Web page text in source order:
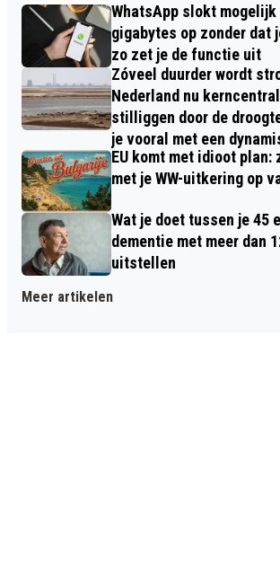
WhatsApp slokt
gigabytes op zonder dat
zo zet je de functie uit
Zóveel duurder wordt
Nederland nu
stilliggen door de
je vooral met een
EU komt met idioot plan:
met je WW-uitkering op
Wat je doet tussen je 45
dementie met meer dan
uitstellen
Meer artikelen